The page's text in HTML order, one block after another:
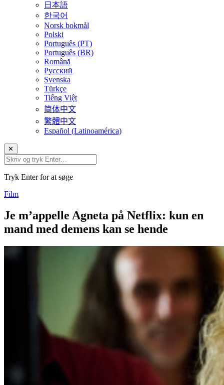
日本語
한국어
Norsk bokmål
Polski
Português (PT)
Português (BR)
Română
Русский
Svenska
Türkçe
Tiếng Việt
简体中文
繁體中文
Español (Latinoamérica)
✕
Tryk Enter for at søge
Film
Je m’appelle Agneta på Netflix: kun en
mand med demens kan se hende